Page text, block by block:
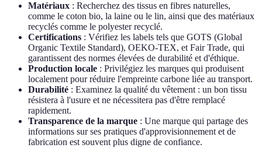
Matériaux : Recherchez des tissus en fibres naturelles,
comme le coton bio, la laine ou le lin, ainsi que des matériaux
recyclés comme le polyester recyclé.
Certifications : Vérifiez les labels tels que GOTS (Global
Organic Textile Standard), OEKO-TEX, et Fair Trade, qui
garantissent des normes élevées de durabilité et d'éthique.
Production locale : Privilégiez les marques qui produisent
localement pour réduire l'empreinte carbone liée au transport.
Durabilité : Examinez la qualité du vêtement : un bon tissu
résistera à l'usure et ne nécessitera pas d'être remplacé
rapidement.
Transparence de la marque : Une marque qui partage des
informations sur ses pratiques d'approvisionnement et de
fabrication est souvent plus digne de confiance.